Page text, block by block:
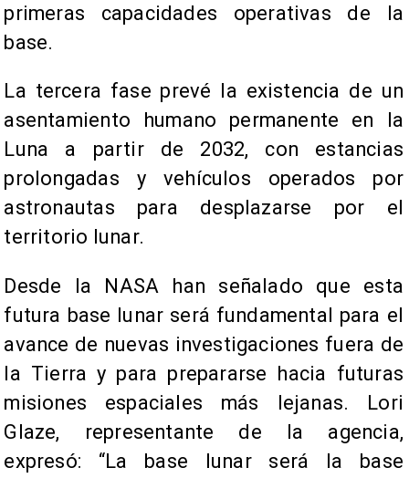
primeras capacidades operativas de la
base.
La tercera fase prevé la existencia de un
asentamiento humano permanente en la
Luna a partir de 2032, con estancias
prolongadas y vehículos operados por
astronautas para desplazarse por el
territorio lunar.
Desde la NASA han señalado que esta
futura base lunar será fundamental para el
avance de nuevas investigaciones fuera de
la Tierra y para prepararse hacia futuras
misiones espaciales más lejanas. Lori
Glaze, representante de la agencia,
expresó: “La base lunar será la base